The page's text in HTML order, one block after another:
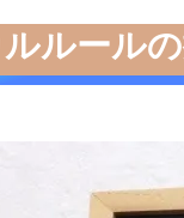
ルール